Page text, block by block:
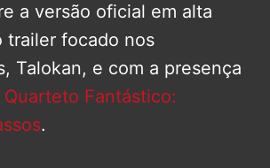
a versão oficial em alta
trailer focado nos
Talokan, e com a presença
Quarteto Fantástico:
.